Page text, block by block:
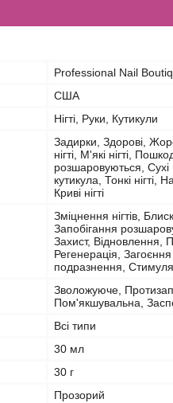
Professional Nail
США
Нігті, Руки, Кутикули
Задирки, Здорові,
нігті, М'які нігті,
розшаровуються, Сухі
кутикула, Тонкі нігті,
Криві нігті
Зміцнення нігтів,
Запобігання
Захист, Відновлення,
Регенерація,
подразнення,
Зволожуюче,
Пом'якшувальна,
Всі типи
30 мл
30 г
Прозорий